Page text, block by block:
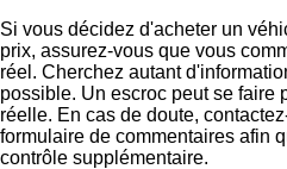
Si vous décidez d'acheter un
prix, assurez-vous que vous
réel. Cherchez autant
possible. Un escroc peut se faire
réelle. En cas de doute,
formulaire de commentaires afin
contrôle supplémentaire.